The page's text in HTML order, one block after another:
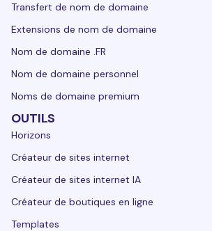
Transfert de nom de domaine
Extensions de nom de domaine
Nom de domaine .FR
Nom de domaine personnel
Noms de domaine premium
OUTILS
Horizons
Créateur de sites internet
Créateur de sites internet IA
Créateur de boutiques en ligne
Templates